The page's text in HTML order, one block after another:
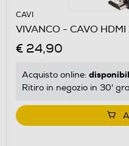
CAVI
VIVANCO - CAVO
€ 24,90
Acquisto online:
Ritiro in negozio in 30'